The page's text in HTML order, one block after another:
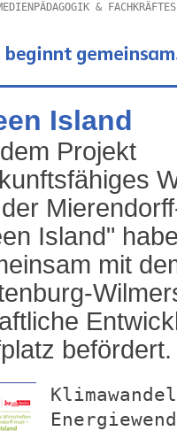
&
Island
Projekt
Island"
mit
befördert.